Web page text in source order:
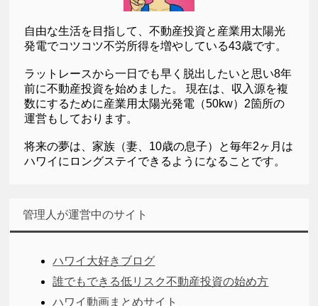
自由な生活を目指して、不動産投資と産業用太陽光
発電でコツコツ不労所得を増やしている43歳です。
ラットレースから一日でも早く脱出したいと思い8年
前に不動産投資を始めました。 現在は、収入源を複
数にするために産業用太陽光発電（50kw）2箇所の
運営もしております。
将来の夢は、家族（妻、10歳の息子）と毎年2ヶ月は
ハワイにロングステイできるようになることです。
管理人が運営中のサイト
ハワイ大好きブログ
誰でもできる低リスク不動産投資の始め方
ハワイ動画まとめサイト